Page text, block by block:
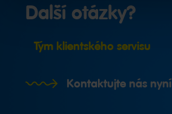
Další otázky?
Tým klientského servisu
Kontaktujte nás nyní